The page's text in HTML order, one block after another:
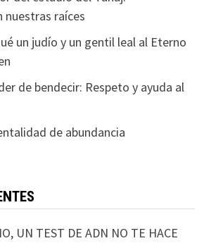
nuestras raíces
un judío y un gentil leal al Eterno
de bendecir: Respeto y ayuda al
de abundancia
UN TEST DE ADN NO TE HACE